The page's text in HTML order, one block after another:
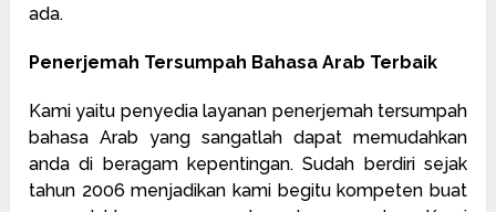
ada.
Penerjemah Tersumpah Bahasa Arab Terbaik
Kami yaitu penyedia layanan penerjemah tersumpah
bahasa Arab yang sangatlah dapat memudahkan
anda di beragam kepentingan. Sudah berdiri sejak
tahun 2006 menjadikan kami begitu kompeten buat